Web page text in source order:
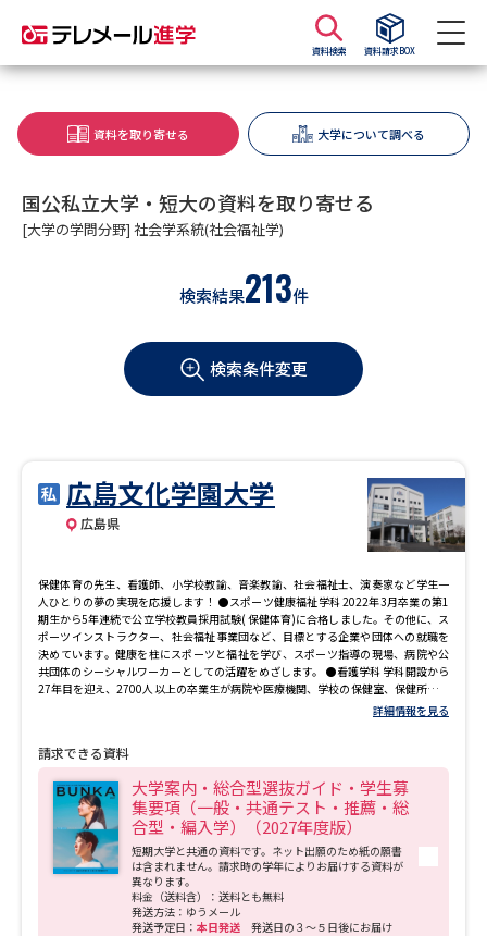
資料検索 資料請求BOX
資料請求 資料検索
大学・短大の資料種類から請求
総合型選抜・学校推薦型選抜 募
大学入学共通テスト利用選抜の
専門学校の資料請求 大学院の資料請求
大学入学共通テスト「受験案
大学入学共通テスト「受験上の
配慮案内」の請求
高等学校卒業程度認定試験
幼稚園教員資格認定試験 小学校教員資格認定試験
大学研究 大学検索
大学で学べる内容や特徴を調べる
資料を取り寄せる 大学について調べる
国公私立大学・短大の資料を取り寄せる
[大学の学問分野] 社会学系統(社会福祉学)
検索結果213件
検索条件変更
広島文化学園大学
広島県
保健体育の先生、看護師、小学校教諭、音楽教諭、社会福祉士、演奏家など学生一
人ひとりの夢の実現を応援します！ ●スポーツ健康福祉学科 2022年3月卒業の第1
期生から5年連続で公立学校教員採用試験( 保健体育)に合格しました。その他に、ス
ポーツインストラクター、社会福祉事業団など、目標とする企業や団体への就職を
決めています。健康を柱にスポーツと福祉を学び、スポーツ指導の現場、病院や公
共団体のシーシャルワーカーとしての活躍をめざします。 ●看護学科 学科開設から
27年目を迎え、2700人以上の卒業生が病院や医療機関、学校の保健室、保健所など
で活躍しています。6つのキャリア形成コースで、10年・20年先も活躍するための
能。また、救急看護、認知症看護、精神保健看護の専門性の高い人材を養成しま
す。 ●子ども教育学科 子どもの教育・保育、特別支援を学び、子どもに関わるプロ
を育成。座学だけでなく、小学校/ 幼稚園/ 保育所/ 特別支援学校で実習を行うなど実
践的な学びを重視します。小学校教員採用試験では15年連続で累計159名の合格者
を輩出しています。魅力は、小学校や教育委員会などの現場経験が豊かなスタッフ
による430回もの対策講座。採用試験を突破する力を養います。 ●音楽学科 クラシ
ックからポピュラー、伝統音楽、DTMまで幅広く学び、音楽を奏でる喜びと優れた
演奏技術、音楽理論を身に付けます。主科/副科を合わせて最大で17の楽器を学び、
地域の音楽ニーズを理解して地域社会に貢献する演奏家や、専門知識豊富な音楽教
師・音楽療法士を育てます。
詳細情報を見る
請求できる資料
大学案内・総合型選抜ガイド・学生募
集要項（一般・共通テスト・推薦・総
合型・編入学）（2027年度版）
短期大学と共通の資料です。ネット出願のため紙の願書
は含まれません。請求時の学年によりお届けする資料が
異なります。
料金（送料含）：送料とも無料
発送方法：ゆうメール
発送予定日： 本日発送 発送日の３～５日後にお届け